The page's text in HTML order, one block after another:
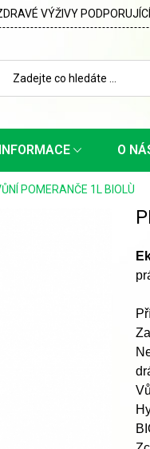
VÝŽIVY
INFORMACE O
POMERANČE 1L BIOLÙ